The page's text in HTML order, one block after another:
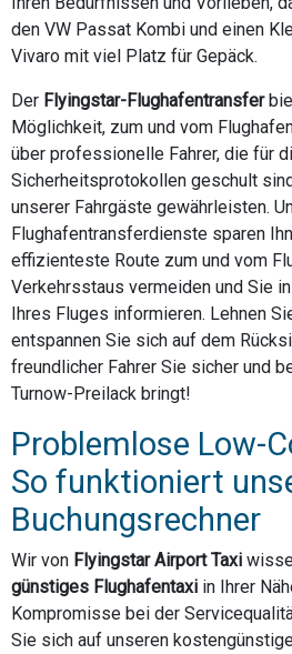
den VW Passat Kombi und einen
Vivaro mit viel Platz für Gepäck.
Der Flyingstar-Flughafentransfer
Möglichkeit, zum und vom
über professionelle Fahrer, die für
Sicherheitsprotokollen geschult
unserer Fahrgäste gewährleisten.
Flughafentransferdienste sparen
effizienteste Route zum und vom
Verkehrsstaus vermeiden und Sie
Ihres Fluges informieren. Lehnen
entspannen Sie sich auf dem
freundlicher Fahrer Sie sicher und
Turnow-Preilack bringt!
Problemlose Low-
So funktioniert
Buchungsrechner
Wir von Flyingstar Airport Taxi
günstiges Flughafentaxi in Ihrer
Kompromisse bei der
Sie sich auf unseren